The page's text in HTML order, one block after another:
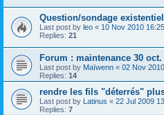
Question/sondage
Last post by leo « 10 Nov 2010 16:25
Replies: 21
Forum : maintenance 30 oct.
Last post by Maïwenn « 02 Nov
Replies: 14
rendre les fils "déterrés"
Last post by Latinus « 22 Jul 2009
Replies: 7